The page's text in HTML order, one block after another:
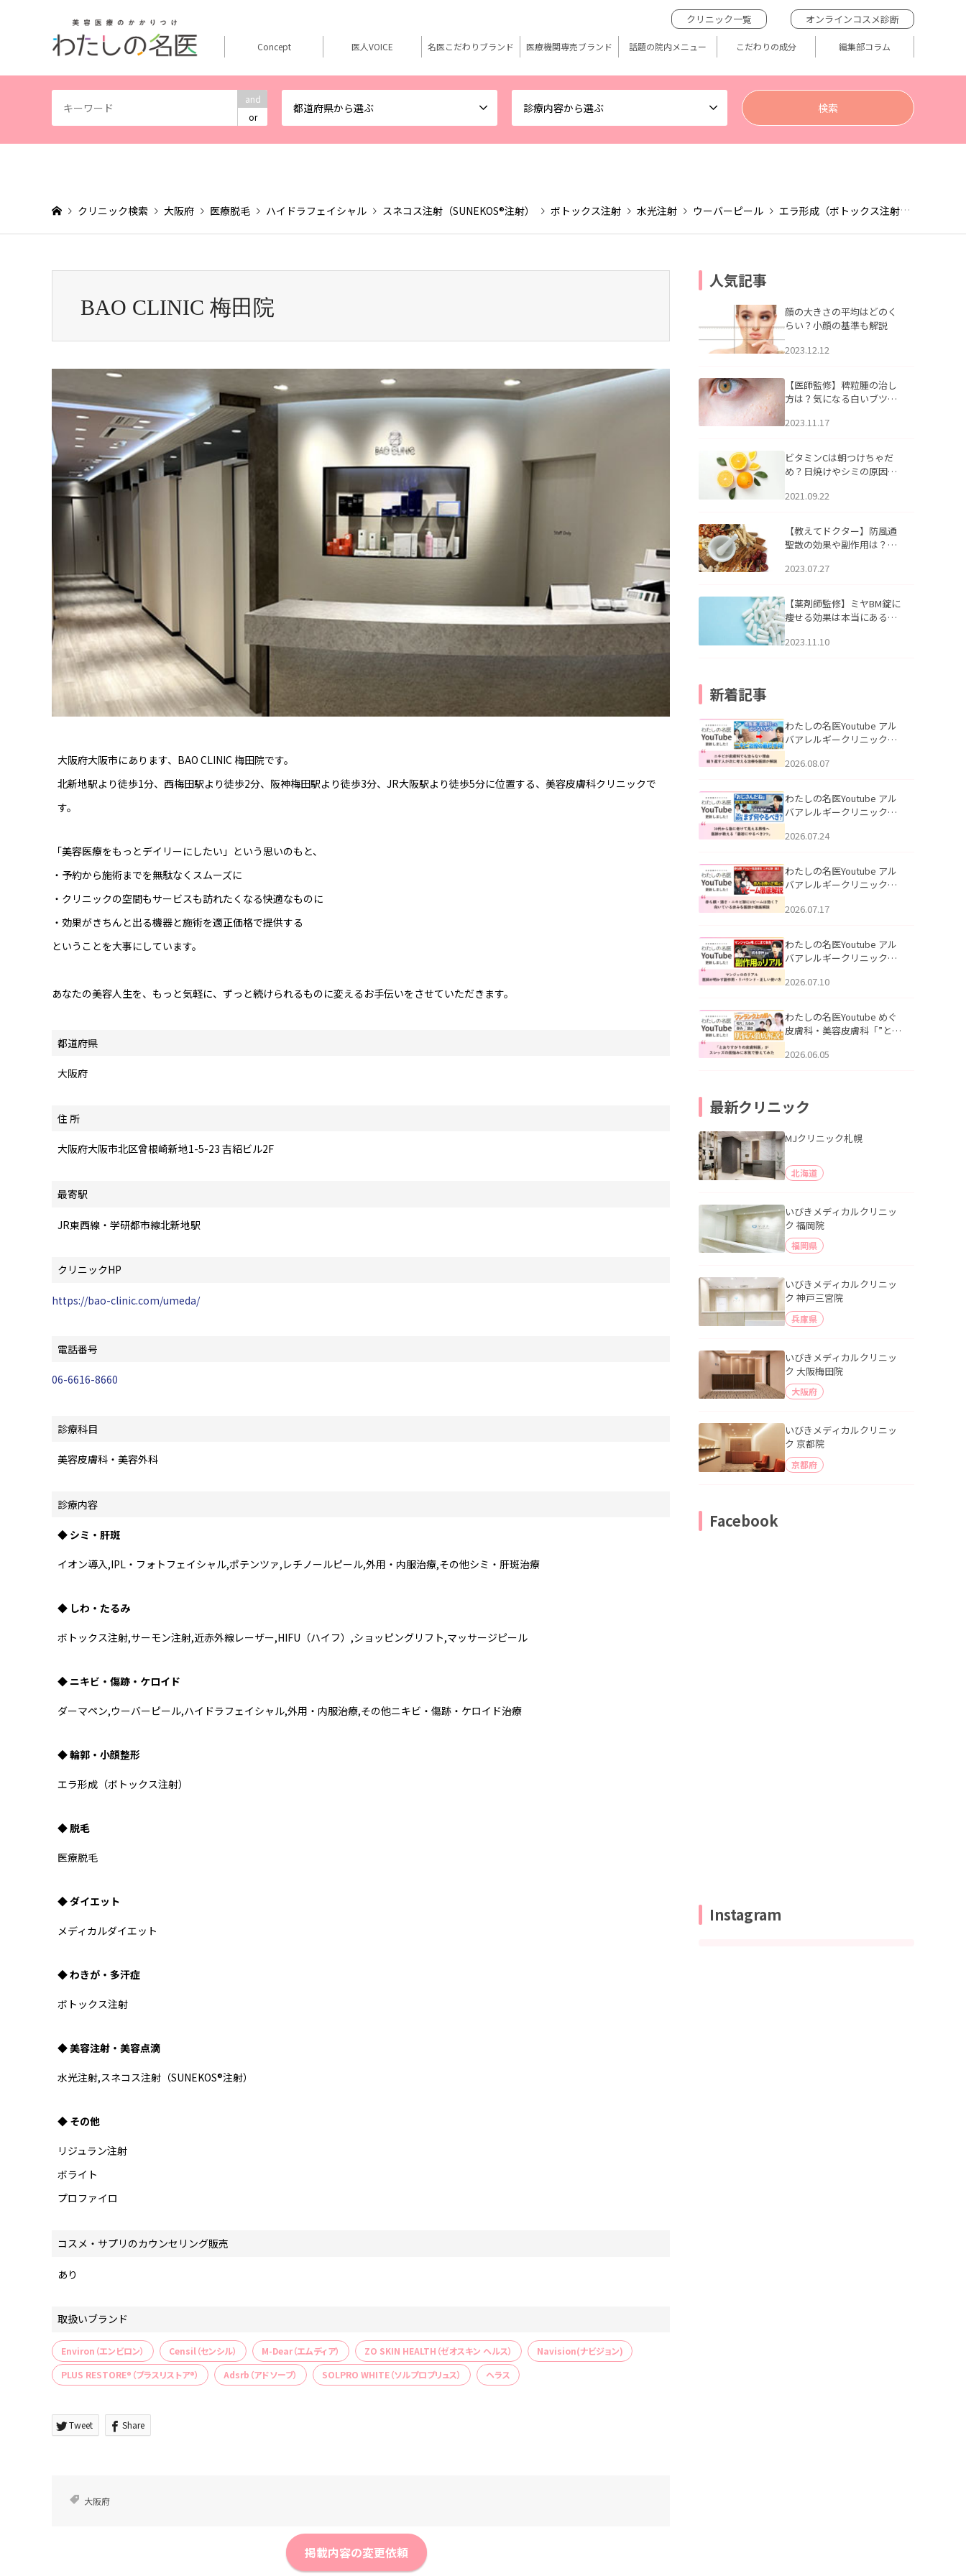
and
or
都道府県から選ぶ 診療内容から選ぶ
クリニック一覧 オンラインコスメ診断
Concept 医人VOICE 名医こだわりブランド 医療機関専売ブランド 話題の院内メニュー こだわりの成分 編集部コラム
クリニック検索 大阪府 医療脱毛 ハイドラフェイシャル スネコス注射（SUNEKOS®注射） ボトックス注射 水光注射 ウーバーピール エラ形成（ボトックス注射）
BAO CLINIC 梅田院
大阪府大阪市にあります、BAO CLINIC 梅田院です。
北新地駅より徒歩1分、西梅田駅より徒歩2分、阪神梅田駅より徒歩3分、JR大阪駅より徒歩5分に位置する、美容皮膚科クリニックで
す。
「美容医療をもっとデイリーにしたい」という思いのもと、
・予約から施術までを無駄なくスムーズに
・クリニックの空間もサービスも訪れたくなる快適なものに
・効果がきちんと出る機器と施術を適正価格で提供する
ということを大事にしています。
あなたの美容人生を、もっと気軽に、ずっと続けられるものに変えるお手伝いをさせていただきます。
都道府県
大阪府
住 所
大阪府大阪市北区曾根崎新地1-5-23 吉紹ビル2F
最寄駅
JR東西線・学研都市線北新地駅
クリニックHP
https://bao-clinic.com/umeda/
電話番号
06-6616-8660
診療科目
美容皮膚科・美容外科
診療内容
◆ シミ・肝斑
イオン導入,IPL・フォトフェイシャル,ポテンツァ,レチノールピール,外用・内服治療,その他シミ・肝斑治療
◆ しわ・たるみ
ボトックス注射,サーモン注射,近赤外線レーザー,HIFU（ハイフ）,ショッピングリフト,マッサージピール
◆ ニキビ・傷跡・ケロイド
ダーマペン,ウーバーピール,ハイドラフェイシャル,外用・内服治療,その他ニキビ・傷跡・ケロイド治療
◆ 輪郭・小顔整形
エラ形成（ボトックス注射）
◆ 脱毛
医療脱毛
◆ ダイエット
メディカルダイエット
◆ わきが・多汗症
ボトックス注射
◆ 美容注射・美容点滴
水光注射,スネコス注射（SUNEKOS®注射）
◆ その他
リジュラン注射
ボライト
プロファイロ
コスメ・サプリのカウンセリング販売
あり
取扱いブランド
Environ（エンビロン） Censil（センシル） M-Dear（エムディア） ZO SKIN HEALTH（ゼオスキン ヘルス）
Navision(ナビジョン)
PLUS RESTORE®（プラスリストア®）
Adsrb（アドソーブ） SOLPRO WHITE（ソルプロプリュス） ヘラス
Tweet Share
大阪府
掲載内容の変更依頼
人気記事
顔の大きさの平均はどのく
らい？小顔の基準も解説
2023.12.12
【医師監修】稗粒腫の治し
方は？気になる白いブツブ
アについて
2023.11.17
ビタミンCは朝つけちゃだ
め？日焼けやシミの原因に
2021.09.22
【教えてドクター】防風通
聖散の効果や副作用は？長
2023.07.27
【薬剤師監修】ミヤBM錠に
痩せる効果は本当にある
2023.11.10
新着記事
わたしの名医Youtube アル
バアレルギークリニック札
らない理由｜繰り返す人が
説」を公開いたしました。
2026.08.07
わたしの名医Youtube アル
バアレルギークリニック札
える男性へ｜医師が教える
公開いたしました。
2026.07.24
わたしの名医Youtube アル
バアレルギークリニック札
跡にVビームは効く？向いて
説」を公開いたしました。
2026.07.17
わたしの名医Youtube アル
バアレルギークリニック札
医師が明かす副作用・リバ
公開いたしました。
2026.07.10
わたしの名医Youtube めぐ
皮膚科・美容皮膚科「”とお
ッズの肌悩みに本気で答え
2026.06.05
最新クリニック
MJクリニック札幌
北海道
いびきメディカルクリニッ
ク 福岡院
福岡県
いびきメディカルクリニッ
ク 神戸三宮院
兵庫県
いびきメディカルクリニッ
ク 大阪梅田院
大阪府
いびきメディカルクリニッ
ク 京都院
京都府
Facebook
Instagram